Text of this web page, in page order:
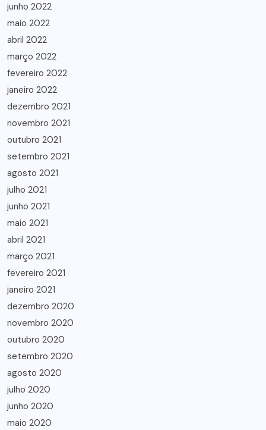
junho 2022
maio 2022
abril 2022
março 2022
fevereiro 2022
janeiro 2022
dezembro 2021
novembro 2021
outubro 2021
setembro 2021
agosto 2021
julho 2021
junho 2021
maio 2021
abril 2021
março 2021
fevereiro 2021
janeiro 2021
dezembro 2020
novembro 2020
outubro 2020
setembro 2020
agosto 2020
julho 2020
junho 2020
maio 2020